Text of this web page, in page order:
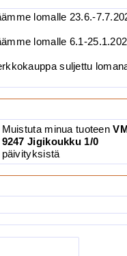
6062-1X Black Ni...
lomalle 23.6.-
lomalle 6.1-
suljettu
Muistuta minua tuoteen
9247 Jigikoukku 1/0
päivityksistä